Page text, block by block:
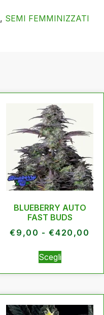
, SEMI FEMMINIZZATI
BLUEBERRY AUTO
FAST BUDS
€ 9,00 - €420,00
Scegli